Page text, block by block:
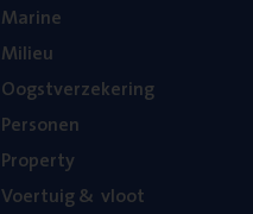
Mari­ne
Mili­eu
Oogst­ver­ze­ke­ring
Per­so­nen
Pro­per­ty
Voer­tuig& vloot